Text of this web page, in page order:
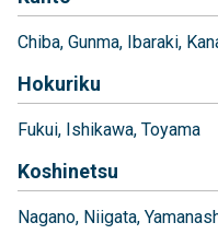
Chiba Gunma Ibaraki
Hokuriku
Fukui Ishikawa Toyama
Koshinetsu
Nagano Niigata